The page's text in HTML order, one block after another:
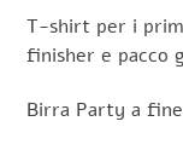
T-shirt per i
finisher e pacco
Birra Party a